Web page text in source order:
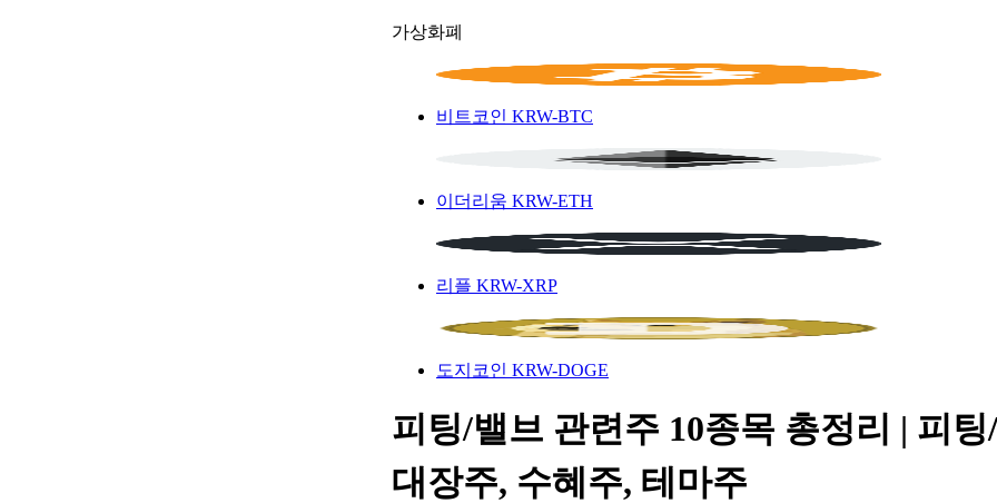
가상화폐
비트코인 KRW-BTC
이더리움 KRW-ETH
리플 KRW-XRP
도지코인 KRW-DOGE
피팅/밸브 관련주 10종목 총정리 | 피
대장주, 수혜주, 테마주